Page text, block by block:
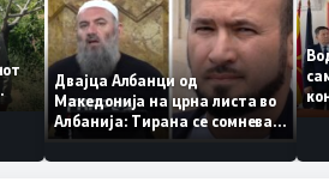
Двајца Албанци од
Македонија на црна листа во
Албанија: Тирана се сомнева
дека работеле за
терористички организации